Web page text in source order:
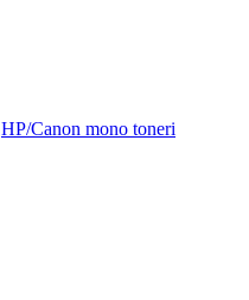
HP/Canon mono toneri